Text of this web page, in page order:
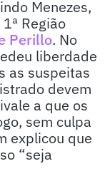
Menezes,
Região
Perillo. No
liberdade
as suspeitas
devem
a que os
sem culpa
explicou que
“seja